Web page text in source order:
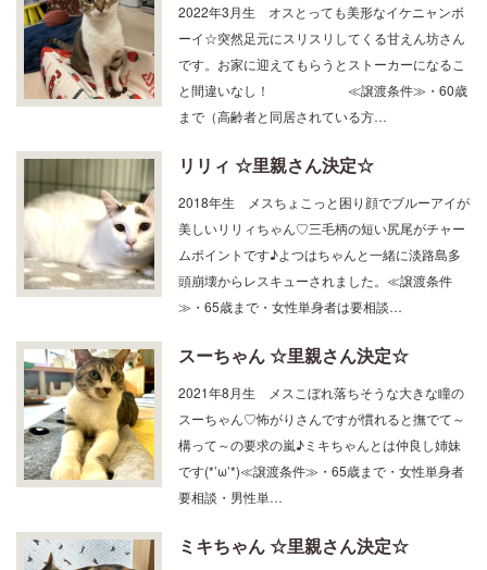
ーイ☆突然足元にスリスリしてくる甘えん坊さん
です。お家に迎えてもらうとストーカーになるこ
と間違いなし！ ≪譲渡条件≫・60歳
まで（高齢者と同居されている方…
2018年生 メスちょこっと困り顔でブルーアイが
美しいリリィちゃん♡三毛柄の短い尻尾がチャー
ムポイントです♪よつはちゃんと一緒に淡路島多
頭崩壊からレスキューされました。≪譲渡条件
≫・65歳まで・女性単身者は要相談…
2021年8月生 メスこぼれ落ちそうな大きな瞳の
スーちゃん♡怖がりさんですが慣れると撫でて～
構って～の要求の嵐♪ミキちゃんとは仲良し姉妹
です(*’ω’*)≪譲渡条件≫・65歳まで・女性単身者
要相談・男性単…
2021年8月生 メス美しい三毛柄で少し大人っぽ